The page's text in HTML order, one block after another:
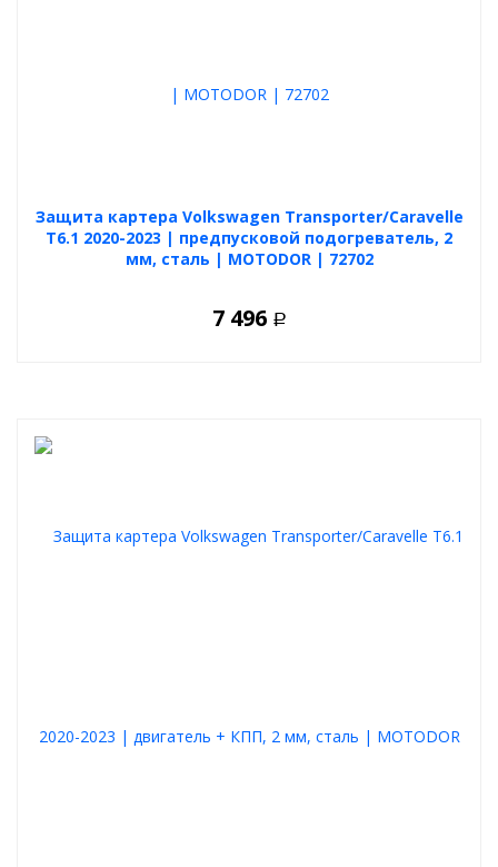
Защита картера Volkswagen Transporter/Caravelle
T6.1 2020-2023 | предпусковой подогреватель, 2
мм, сталь | MOTODOR | 72702
7 496 Р